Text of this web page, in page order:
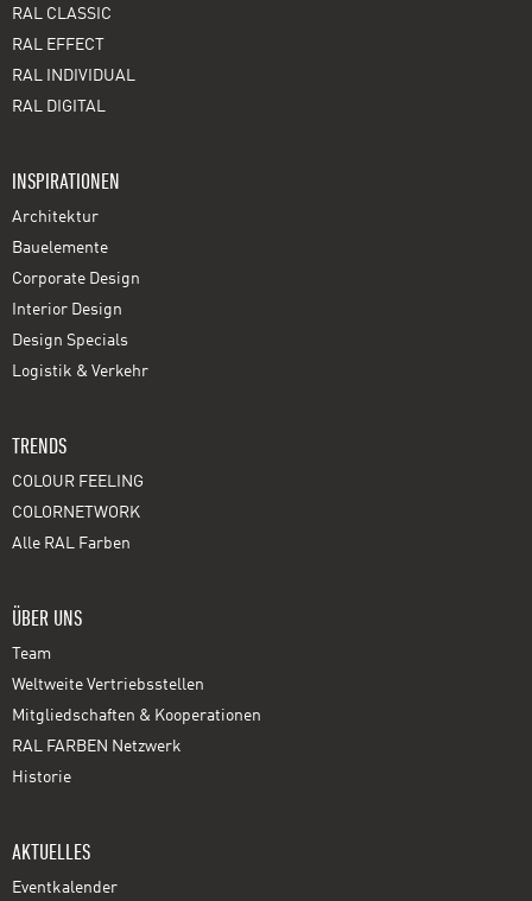
RAL CLASSIC
RAL EFFECT
RAL INDIVIDUAL
RAL DIGITAL
INSPIRATIONEN
Architektur
Bauelemente
Corporate Design
Interior Design
Design Specials
Logistik & Verkehr
TRENDS
COLOUR FEELING
COLORNETWORK
Alle RAL Farben
ÜBER UNS
Team
Weltweite Vertriebsstellen
Mitgliedschaften & Kooperationen
RAL FARBEN Netzwerk
Historie
AKTUELLES
Eventkalender